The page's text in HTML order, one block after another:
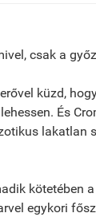
csak a
küzd,
És
lakatlan
kötetében
egykori